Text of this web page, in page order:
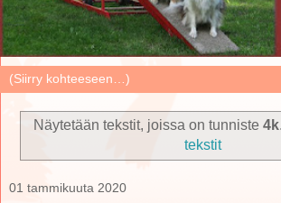
Näytetään tekstit, joissa on tunniste4k.
tekstit
01 tammikuuta 2020